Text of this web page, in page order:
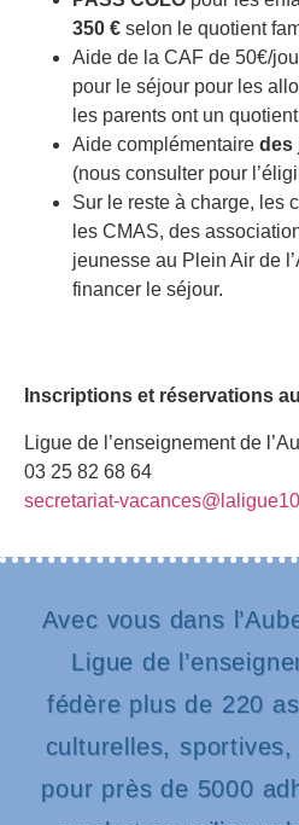
350 € selon le quotient
Aide de la CAF de 50€/
pour le séjour pour les
les parents ont un
Aide complémentaire des
(nous consulter pour
Sur le reste à charge, les
les CMAS, des
jeunesse au Plein Air de
financer le séjour.
Inscriptions et réservations
Ligue de l’enseignement de
03 25 82 68 64
secretariat-
Avec vous dans
Ligue de
fédère plus de 220
culturelles,
pour près de 5000